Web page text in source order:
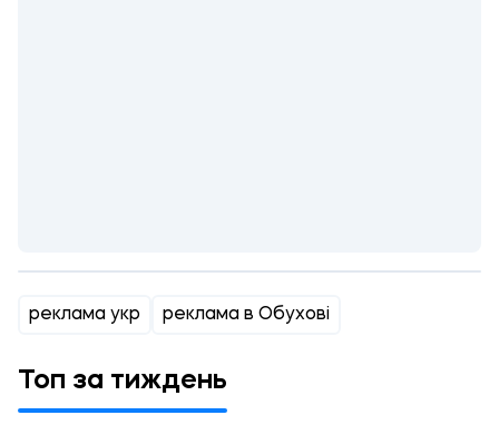
реклама укр реклама в Обухові
Топ за тиждень